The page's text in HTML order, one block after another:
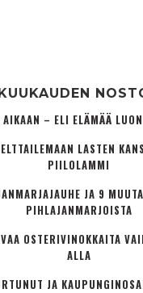
AIKAAN – ELI ELÄMÄÄ
LASTEN
PIILOLAMMI
JA 9
PIHLAJANMARJOISTA
OSTERIVINOKKAITA
ALLA
JA